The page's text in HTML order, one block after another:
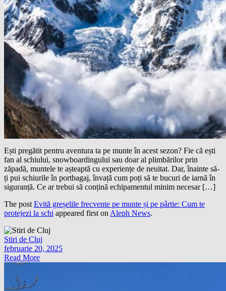
Ești pregătit pentru aventura ta pe munte în acest sezon? Fie că ești
fan al schiului, snowboardingului sau doar al plimbărilor prin
zăpadă, muntele te așteaptă cu experiențe de neuitat. Dar, înainte să-
ți pui schiurile în portbagaj, învață cum poți să te bucuri de iarnă în
siguranță. Ce ar trebui să conțină echipamentul minim necesar […]
The post Evită greșelile frecvente pe munte și pe pârtie: Cum te
protejezi la schi appeared first on Aleph News.
Stiri de Cluj
februarie 20, 2025
Read More